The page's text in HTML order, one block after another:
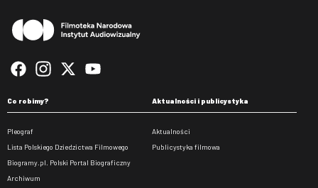
Co robimy?
Pleograf
Lista Polskiego Dziedzictwa Filmowego
Biogramy.pl. Polski Portal Biograficzny
Archiwum
Aktualności i publicystyka
Aktualności
Publicystyka filmowa